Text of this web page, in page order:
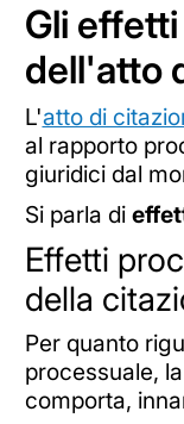
Gli
dell'atto
L'atto di
al rapporto
giuridici dal
Si parla di
Effetti
della
Per quanto
processuale,
comporta,